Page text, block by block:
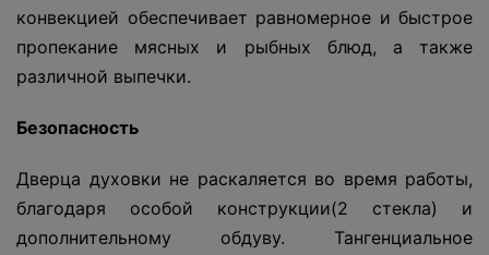
конвекцией обеспечивает равномерное и быстрое
пропекание мясных и рыбных блюд, а также
различной выпечки.
Безопасность
Дверца духовки не раскаляется во время работы,
благодаря особой конструкции(2 стекла) и
дополнительному обдуву. Тангенциальное